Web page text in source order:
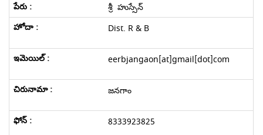
శ్రీ హుస్సేన్
Dist. R & B
eerbjangaon[at]gmail[dot]com
జనగాం
8333923825